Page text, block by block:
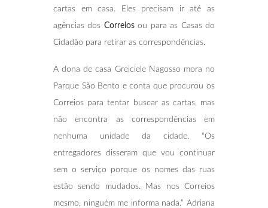
cartas em casa. Eles precisam ir até as
agências dos Correiosou para as Casas do
Cidadão para retirar as correspondências.
A dona de casa Greiciele Nagosso mora no
Parque São Bento e conta que procurou os
Correios para tentar buscar as cartas, mas
não encontra as correspondências em
nenhuma unidade da cidade. “Os
entregadores disseram que vou continuar
sem o serviço porque os nomes das ruas
estão sendo mudados. Mas nos Correios
mesmo, ninguém me informa nada.” Adriana